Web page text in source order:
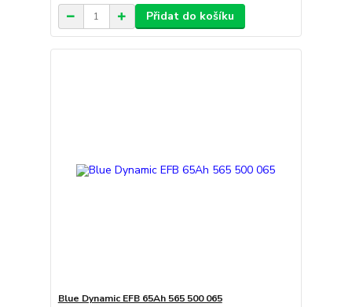
Přidat do košíku
Blue Dynamic EFB 65Ah 565 500 065